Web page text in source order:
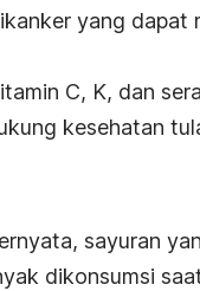
yang dapat
C, K, dan
kesehatan
sayuran
dikonsumsi